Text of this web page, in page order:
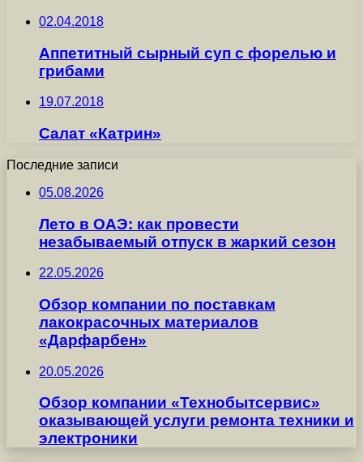
02.04.2018
Аппетитный сырный суп с форелью и
грибами
19.07.2018
Салат «Катрин»
Последние записи
05.08.2026
Лето в ОАЭ: как провести
незабываемый отпуск в жаркий сезон
22.05.2026
Обзор компании по поставкам
лакокрасочных материалов
«Дарфарбен»
20.05.2026
Обзор компании «Технобытсервис»
оказывающей услуги ремонта техники и
электроники